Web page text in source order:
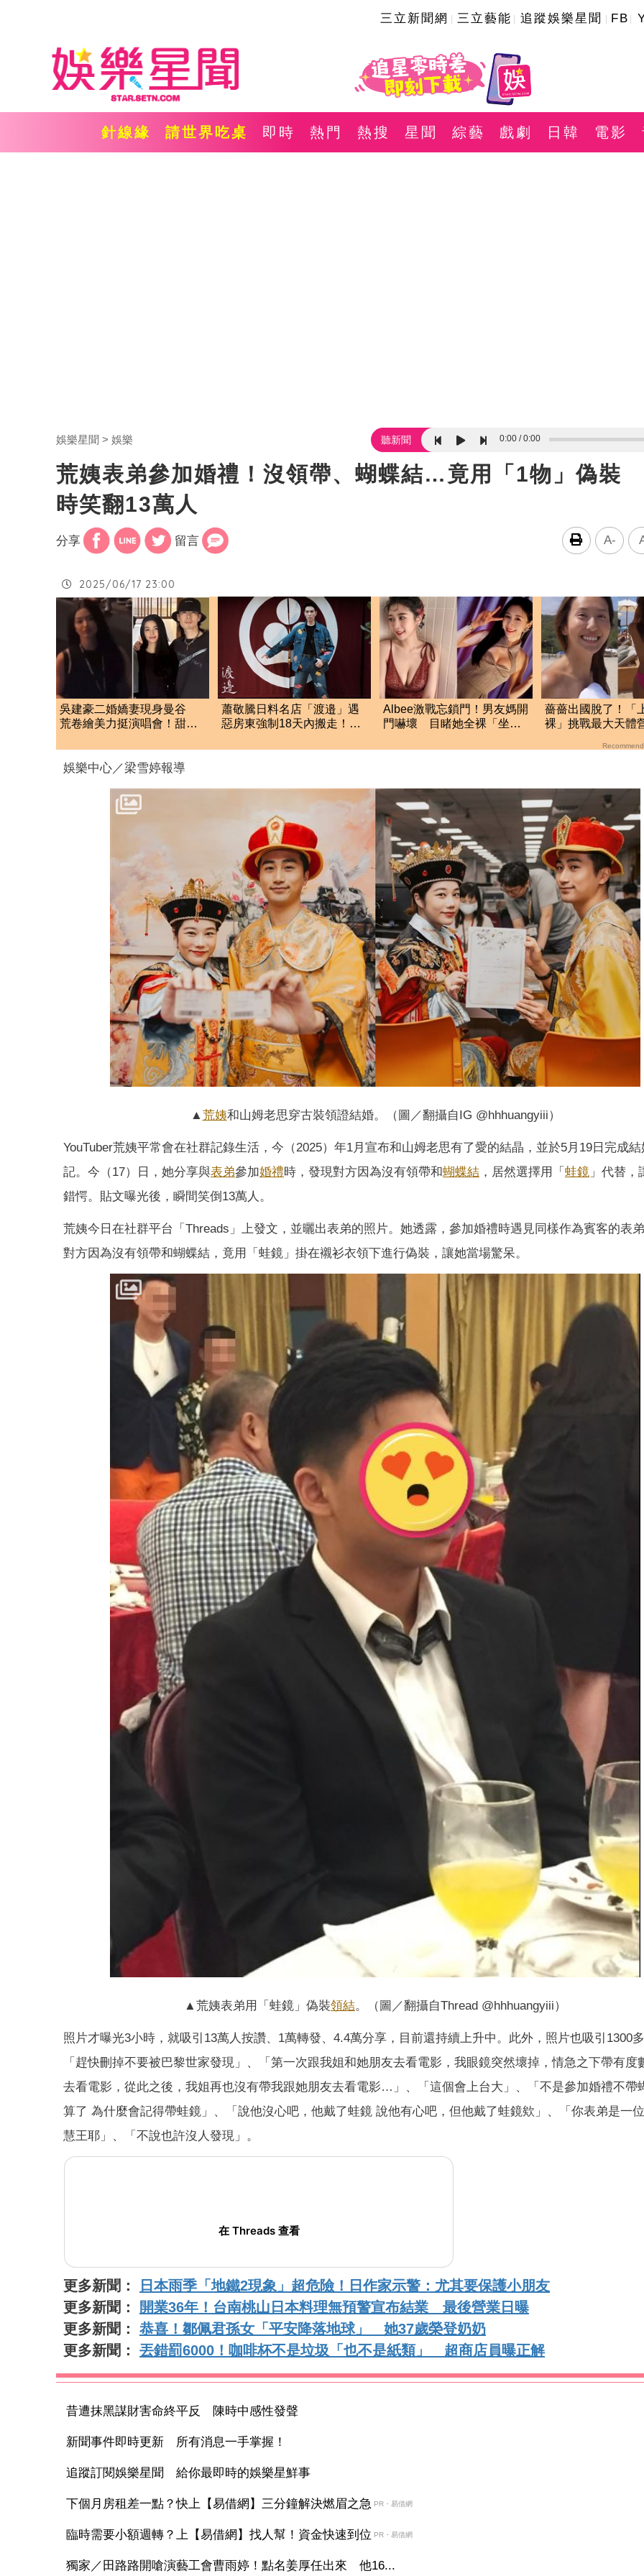
三立新聞網 三立藝能 追蹤娛樂星聞 FB
針線緣 請世界吃桌 即時 熱門 熱搜 星聞 綜藝 戲劇 日韓 電影
娛樂星聞 娛樂 聽新聞 0:00 0:00
荒姨表弟參加婚禮！沒領帶、蝴蝶結…竟用「1物」偽裝
時笑翻13萬人
分享 留言 A-
2025/06/17 23:00
吳建豪二婚嬌妻現身曼谷
荒卷繪美力挺演唱會！甜蜜
蕭敬騰日料名店「渡邉」遇
惡房東強制18天內搬走！逼
Albee激戰忘鎖門！男友媽開
門嚇壞 目睹她全裸「坐她
薔薔出國脫了！「
裸」挑戰最大天
娛樂中心／梁雪婷報導
▲荒姨和山姆老思穿古裝領證結婚。（圖／翻攝自IG @hhhuangyiii）
YouTuber荒姨平常會在社群記錄生活，今（2025）年1月宣布和山姆老思有了愛的結晶，並於5月19日完成
記。今（17）日，她分享與表弟參加婚禮時，發現對方因為沒有領帶和蝴蝶結 ，居然選擇用「 蛙鏡 」代替，
錯愕。貼文曝光後，瞬間笑倒13萬人。
荒姨今日在社群平台「Threads」上發文，並曬出表弟的照片。她透露，參加婚禮時遇見同樣作為賓客的表
對方因為沒有領帶和蝴蝶結，竟用「蛙鏡」掛在襯衫衣領下進行偽裝，讓她當場驚呆。
▲荒姨表弟用「蛙鏡」偽裝領結。（圖／翻攝自Thread @hhhuangyiii）
照片才曝光3小時，就吸引13萬人按讚、1萬轉發、4.4萬分享，目前還持續上升中。此外，照片也吸引1300
「趕快刪掉不要被巴黎世家發現」、「第一次跟我姐和她朋友去看電影，我眼鏡突然壞掉，情急之下帶有度
去看電影，從此之後，我姐再也沒有帶我跟她朋友去看電影…」、「這個會上台大」、「不是參加婚禮不帶
算了 為什麼會記得帶蛙鏡」、「說他沒心吧，他戴了蛙鏡 說他有心吧，但他戴了蛙鏡欸」、「你表弟是一
慧王耶」、「不說也許沒人發現」。
在 Threads 查看
更多新聞：
日本雨季「地鐵2現象」超危險！日作家示警：尤其要保護小朋友
更多新聞：
開業36年！台南桃山日本料理無預警宣布結業 最後營業日曝
更多新聞： 恭喜！鄒佩君孫女「平安降落地球」 她37歲榮登奶奶
更多新聞： 丟錯罰6000！咖啡杯不是垃圾「也不是紙類」 超商店員曝正解
昔遭抹黑謀財害命終平反 陳時中感性發聲
新聞事件即時更新 所有消息一手掌握！
追蹤訂閱娛樂星聞 給你最即時的娛樂星鮮事
下個月房租差一點？快上【易借網】三分鐘解決燃眉之急 PR・易借網
臨時需要小額週轉？上【易借網】找人幫！資金快速到位 PR・易借網
獨家／田路路開嗆演藝工會曹雨婷！點名姜厚任出來 他16...